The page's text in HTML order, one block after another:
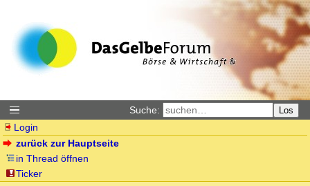
Suche: Los
Login
zurück zur Hauptseite
in Thread öffnen
Ticker